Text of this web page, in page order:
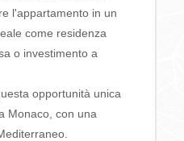
l'appartamento in un
come residenza
o investimento a
opportunità unica
Monaco, con una